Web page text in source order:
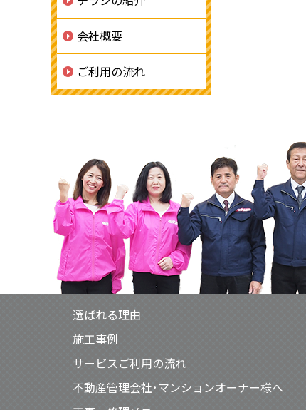
会社概要
ご利用の流れ
選ばれる理由
施工事例
サービスご利用の流れ
不動産管理会社･マンションオーナー様へ